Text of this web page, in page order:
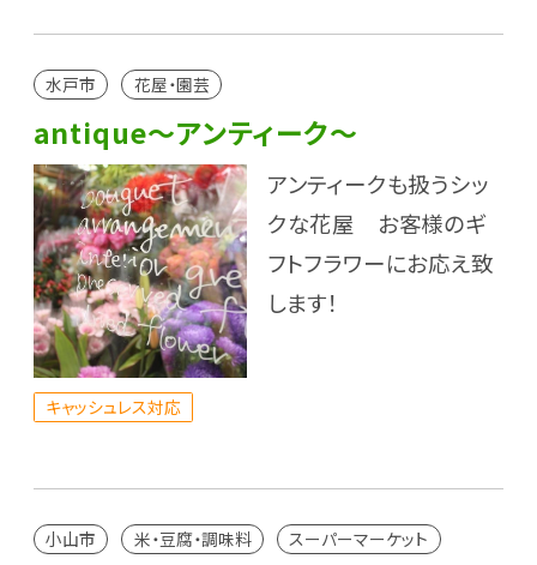
水戸市 花屋・園芸
antique～アンティーク～
アンティークも扱うシッ
クな花屋 お客様のギ
フトフラワーにお応え致
します！
キャッシュレス対応
小山市 米・豆腐・調味料 スーパーマーケット